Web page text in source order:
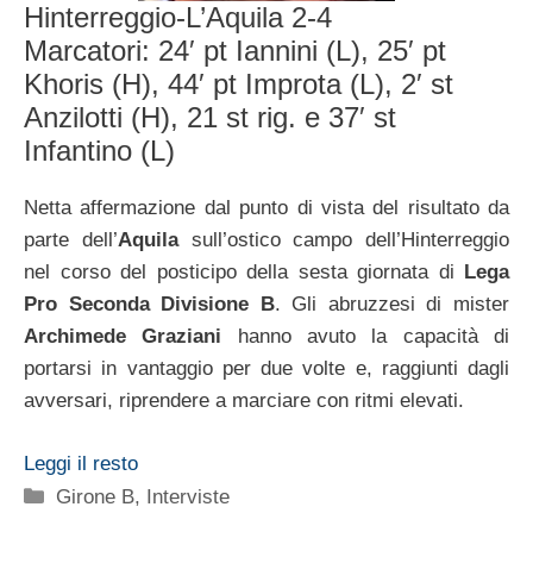
Hinterreggio-L’Aquila 2-4
Marcatori: 24′ pt Iannini (L), 25′ pt
Khoris (H), 44′ pt Improta (L), 2′ st
Anzilotti (H), 21 st rig. e 37′ st
Infantino (L)
Netta affermazione dal punto di vista del risultato da
parte dell’Aquilasull’ostico campo dell’Hinterreggio
nel corso del posticipo della sesta giornata di Lega
Pro Seconda Divisione B. Gli abruzzesi di mister
Archimede Graziani hanno avuto la capacità di
portarsi in vantaggio per due volte e, raggiunti dagli
avversari, riprendere a marciare con ritmi elevati.
Leggi il resto
Categorie
Girone B, Interviste